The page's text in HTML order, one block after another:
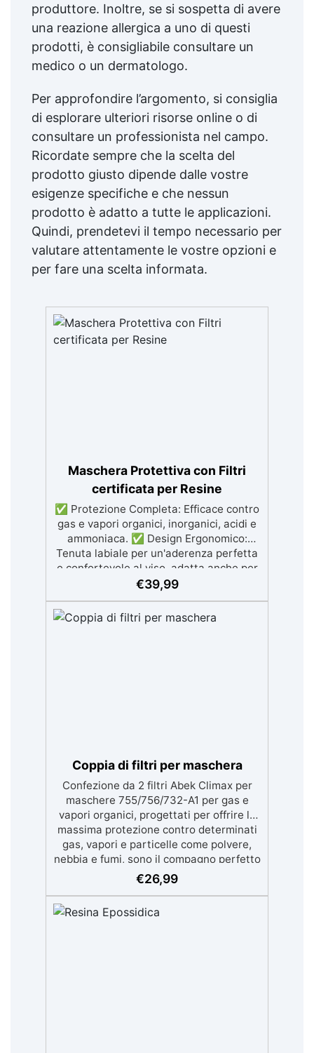
produttore. Inoltre, se si sospetta di avere
una reazione allergica a uno di questi
prodotti, è consigliabile consultare un
medico o un dermatologo.
Per approfondire l’argomento, si consiglia
di esplorare ulteriori risorse online o di
consultare un professionista nel campo.
Ricordate sempre che la scelta del
prodotto giusto dipende dalle vostre
esigenze specifiche e che nessun
prodotto è adatto a tutte le applicazioni.
Quindi, prendetevi il tempo necessario per
valutare attentamente le vostre opzioni e
per fare una scelta informata.
Maschera Protettiva con Filtri
certificata per Resine
✅ Protezione Completa: Efficace contro
gas e vapori organici, inorganici, acidi e
ammoniaca. ✅ Design Ergonomico:
Tenuta labiale per un'aderenza perfetta
e confortevole al viso, adatta anche per
barbe. ✅ Materiali Resistenti: Corpo in
polietilene ad alta densità (HDPE). ✅
Filtri di Alta Qualità: Modelli Climax 755
€39,99
Coppia di filtri per maschera
Confezione da 2 filtri Abek Climax per
maschere 755/756/732-A1 per gas e
vapori organici, progettati per offrire la
massima protezione contro determinati
gas, vapori e particelle come polvere,
nebbia e fumi, sono il compagno perfetto
per coloro che lavorano con resine
epossidiche, poliuretaniche o poliestere.
14387:2004+A1:2008 Compatibili con i
€26,99